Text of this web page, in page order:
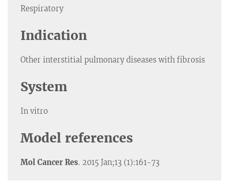
Respiratory
Indication
Other interstitial pulmonary diseases with fibrosis
System
In vitro
Model references
Mol Cancer Res. 2015 Jan;13 (1):161-73